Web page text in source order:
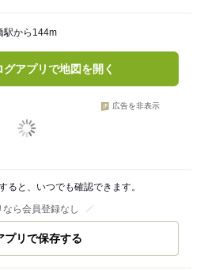
駅から144m
グアプリで地図を開く
広告を非表示
ると、いつでも確認できます。
なら会員登録なし
プリで保存する